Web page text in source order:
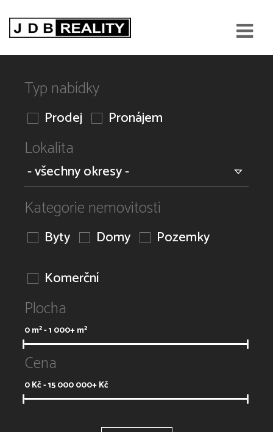
Typ nabídky
Prodej Pronájem
Lokalita
Kategorie nemovitosti
Byty Domy
Pozemky
Komerční
Plocha
0m² -1 000+m²
Cena
0Kč -15 000 000+Kč